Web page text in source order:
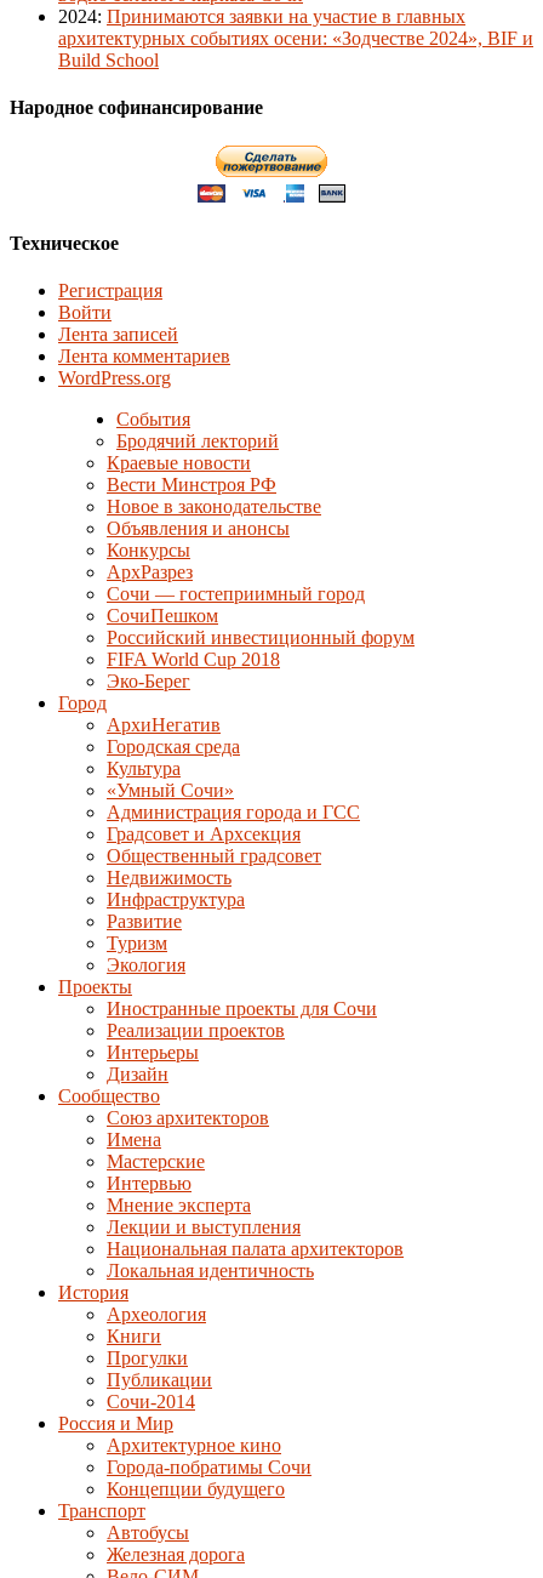
2024: Принимаются заявки на участие в главных
архитектурных событиях осени: «Зодчестве 2024», BIF и
Build School
Народное софинансирование
Техническое
Регистрация
Войти
Лента записей
Лента комментариев
WordPress.org
События
Бродячий лекторий
Краевые новости
Вести Минстроя РФ
Новое в законодательстве
Объявления и анонсы
Конкурсы
АрхРазрез
Сочи — гостеприимный город
СочиПешком
Российский инвестиционный форум
FIFA World Cup 2018
Эко-Берег
Город
АрхиНегатив
Городская среда
Культура
«Умный Сочи»
Администрация города и ГСС
Градсовет и Архсекция
Общественный градсовет
Недвижимость
Инфраструктура
Развитие
Туризм
Экология
Проекты
Иностранные проекты для Сочи
Реализации проектов
Интерьеры
Дизайн
Сообщество
Союз архитекторов
Имена
Мастерские
Интервью
Мнение эксперта
Лекции и выступления
Национальная палата архитекторов
Локальная идентичность
История
Археология
Книги
Прогулки
Публикации
Сочи-2014
Россия и Мир
Архитектурное кино
Города-побратимы Сочи
Концепции будущего
Транспорт
Автобусы
Железная дорога